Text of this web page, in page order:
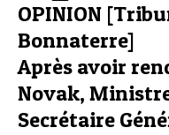
OPINION
Bonnaterre]
Après avoir
Novak,
Secrétaire